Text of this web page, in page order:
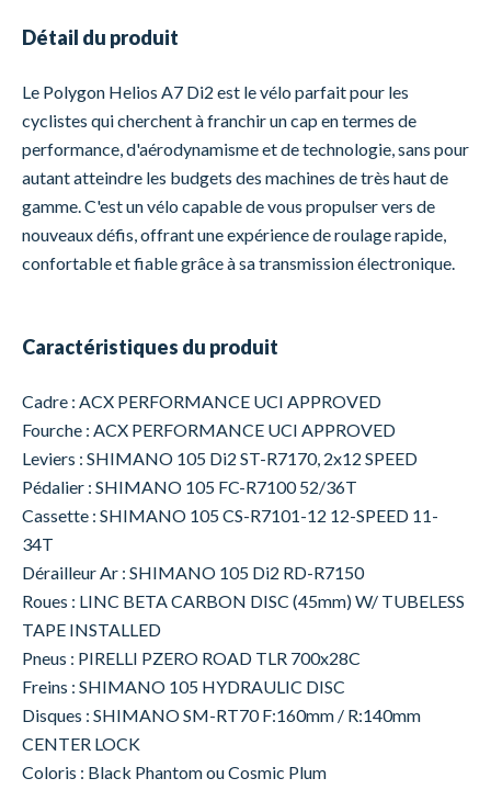
Détail du produit
Le Polygon Helios A7 Di2 est le vélo parfait pour les
cyclistes qui cherchent à franchir un cap en termes de
performance, d'aérodynamisme et de technologie, sans pour
autant atteindre les budgets des machines de très haut de
gamme. C'est un vélo capable de vous propulser vers de
nouveaux défis, offrant une expérience de roulage rapide,
confortable et fiable grâce à sa transmission électronique.
Caractéristiques du produit
Cadre : ACX PERFORMANCE UCI APPROVED
Fourche : ACX PERFORMANCE UCI APPROVED
Leviers : SHIMANO 105 Di2 ST-R7170, 2x12 SPEED
Pédalier : SHIMANO 105 FC-R7100 52/36T
Cassette : SHIMANO 105 CS-R7101-12 12-SPEED 11-
34T
Dérailleur Ar : SHIMANO 105 Di2 RD-R7150
Roues : LINC BETA CARBON DISC (45mm) W/ TUBELESS
TAPE INSTALLED
Pneus : PIRELLI PZERO ROAD TLR 700x28C
Freins : SHIMANO 105 HYDRAULIC DISC
Disques : SHIMANO SM-RT70 F:160mm / R:140mm
CENTER LOCK
Coloris : Black Phantom ou Cosmic Plum